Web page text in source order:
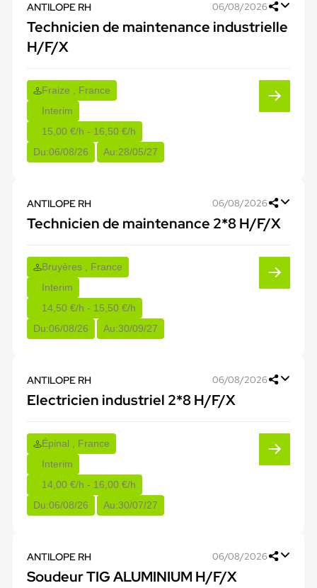
ANTILOPE RH 06/08/2026
Technicien de maintenance industrielle
H/F/X
Fraize , France
Interim
15,00 €/h - 16,50 €/h
Du:06/08/26 Au:28/05/27
ANTILOPE RH 06/08/2026
Technicien de maintenance 2*8 H/F/X
Bruyères , France
Interim
14,50 €/h - 15,50 €/h
Du:06/08/26 Au:30/09/27
ANTILOPE RH 06/08/2026
Electricien industriel 2*8 H/F/X
Épinal , France
Interim
14,00 €/h - 16,00 €/h
Du:06/08/26 Au:30/07/27
ANTILOPE RH 06/08/2026
Soudeur TIG ALUMINIUM H/F/X